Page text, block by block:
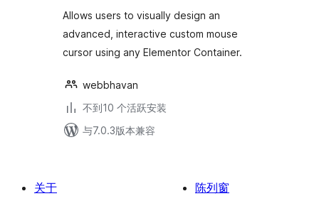
Allows users to visually design an
advanced, interactive custom mouse
cursor using any Elementor Container.
webbhavan
不到10 个活跃安装
与7.0.3版本兼容
关于
陈列窗